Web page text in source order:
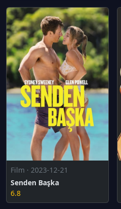
Film · 2023-12-21
Senden Başka
6.8